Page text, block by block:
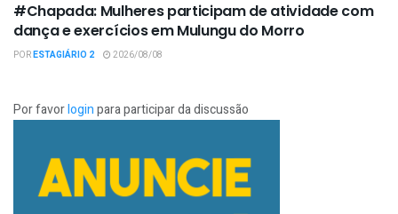
#Chapada: Mulheres participam de atividade com
dança e exercícios em Mulungu do Morro
PORESTAGIÁRIO 2 2026/08/08
Por favorloginpara participar da discussão